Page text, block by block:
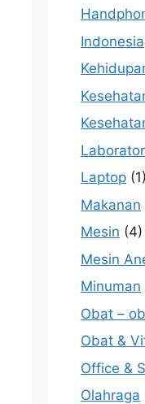
Indonesia
Laptop (1)
Makanan
Mesin (4)
Mesin
Minuman
Obat –
Obat &
Office &
Olahraga